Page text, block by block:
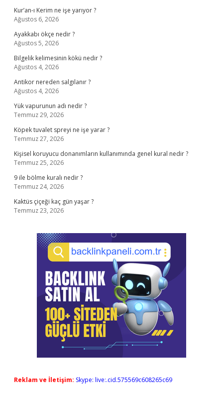
Kur’an-ı Kerim ne işe yarıyor ?
Ağustos 6, 2026
Ayakkabı ökçe nedir ?
Ağustos 5, 2026
Bilgelik kelimesinin kökü nedir ?
Ağustos 4, 2026
Antikor nereden salgılanır ?
Ağustos 4, 2026
Yük vapurunun adı nedir ?
Temmuz 29, 2026
Köpek tuvalet spreyi ne işe yarar ?
Temmuz 27, 2026
Kişisel koruyucu donanımların kullanımında genel kural nedir ?
Temmuz 25, 2026
9 ile bölme kuralı nedir ?
Temmuz 24, 2026
Kaktüs çiçeği kaç gün yaşar ?
Temmuz 23, 2026
Reklam ve İletişim: Skype: live:.cid.575569c608265c69